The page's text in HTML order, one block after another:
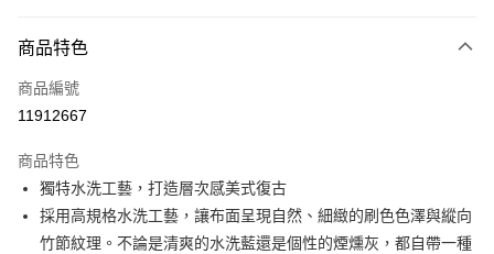
LINE Pay
Apple Pay
悠遊付
大哥付你分期
相關說明
商品特色
商品編號
11912667
商品特色
獨特水洗工藝，打造層次感美式復古
採用高規格水洗工藝，讓布面呈現自然、細緻的刷色色澤與縱向
竹節紋理。不論是清爽的水洗藍還是個性的煙燻灰，都自帶一種